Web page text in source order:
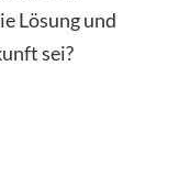
Lösung und
sei?